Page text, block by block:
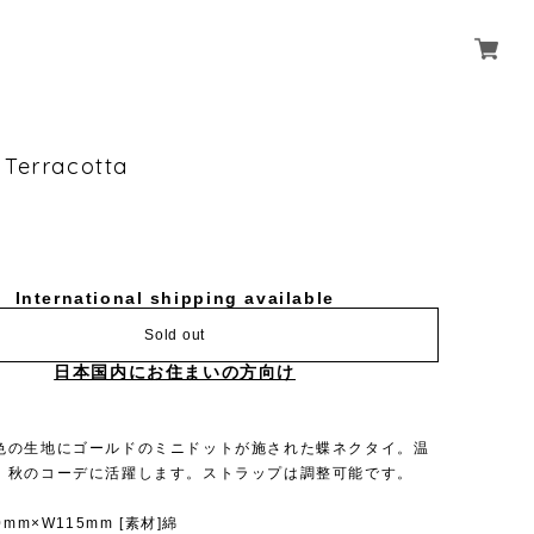
International shipping available
Sold out
日本国内にお住まいの方向け
の生地にゴールドのミニドットが施された蝶ネクタイ。温
秋のコーデに活躍します。ストラップは調整可能です。
[素材]綿